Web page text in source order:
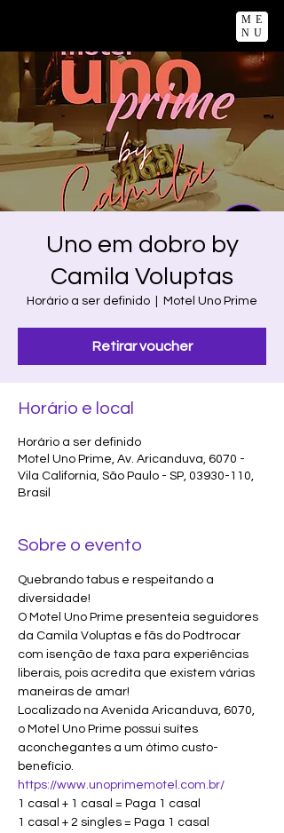
ME
NU
Uno em dobro by
Camila Voluptas
Horário a ser definido Motel Uno Prime
Retirar voucher
Horário e local
Horário a ser definido
Motel Uno Prime, Av. Aricanduva, 6070 -
Vila California, São Paulo - SP, 03930-110,
Brasil
Sobre o evento
Quebrando tabus e respeitando a
diversidade!
O Motel Uno Prime presenteia seguidores
da Camila Voluptas e fãs do Podtrocar
com isenção de taxa para experiências
liberais, pois acredita que existem várias
maneiras de amar!
Localizado na Avenida Aricanduva, 6070,
o Motel Uno Prime possui suítes
aconchegantes a um ótimo custo-
benefício.
https://www.unoprimemotel.com.br/
1 casal + 1 casal = Paga 1 casal
1 casal + 2 singles = Paga 1 casal